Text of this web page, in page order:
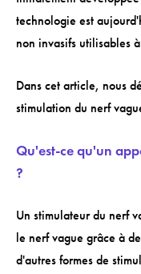
technologie est
non invasifs utilisables
Dans cet article, nous
stimulation du nerf
Qu'est-ce qu'un
?
Un stimulateur du nerf
le nerf vague grâce à
d'autres formes de